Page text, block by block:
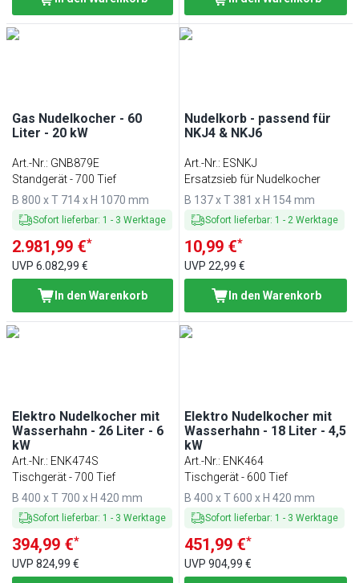
Gas Nudelkocher - 60
Liter - 20 kW
Art.-Nr.: GNB879E
Standgerät - 700 Tief
B 800 x T 714 x H 1070 mm
Sofort lieferbar: 1 - 3 Werktage
2.981,99 €*
UVP 6.082,99 €
In den Warenkorb
Nudelkorb - passend für
NKJ4 & NKJ6
Art.-Nr.: ESNKJ
Ersatzsieb für Nudelkocher
B 137 x T 381 x H 154 mm
Sofort lieferbar: 1 - 2 Werktage
10,99 €*
UVP22,99 €
In den Warenkorb
Elektro Nudelkocher mit
Wasserhahn - 26 Liter - 6
kW
Art.-Nr.: ENK474S
Tischgerät - 700 Tief
B 400 x T 700 x H 420 mm
Sofort lieferbar: 1 - 3 Werktage
394,99 €*
UVP 824,99 €
Elektro Nudelkocher mit
Wasserhahn - 18 Liter - 4,5
kW
Art.-Nr.: ENK464
Tischgerät - 600 Tief
B 400 x T 600 x H 420 mm
Sofort lieferbar: 1 - 3 Werktage
451,99 €*
UVP904,99 €